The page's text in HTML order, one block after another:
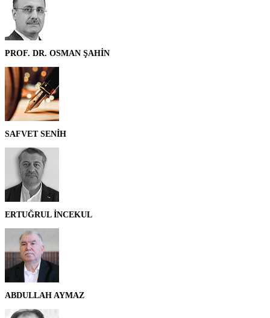
PROF. DR. OSMAN ŞAHİN
SAFVET SENİH
ERTUĞRUL İNCEKUL
ABDULLAH AYMAZ